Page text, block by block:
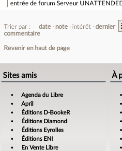
entrée de forum Serveur
Trier par : date note intérêt
dernier
commentaire
Revenir en haut de page
Sites amis
Agenda du Libre
April
Éditions D-BookeR
Éditions Diamond
Éditions Eyrolles
Éditions ENI
En Vente Libre
À